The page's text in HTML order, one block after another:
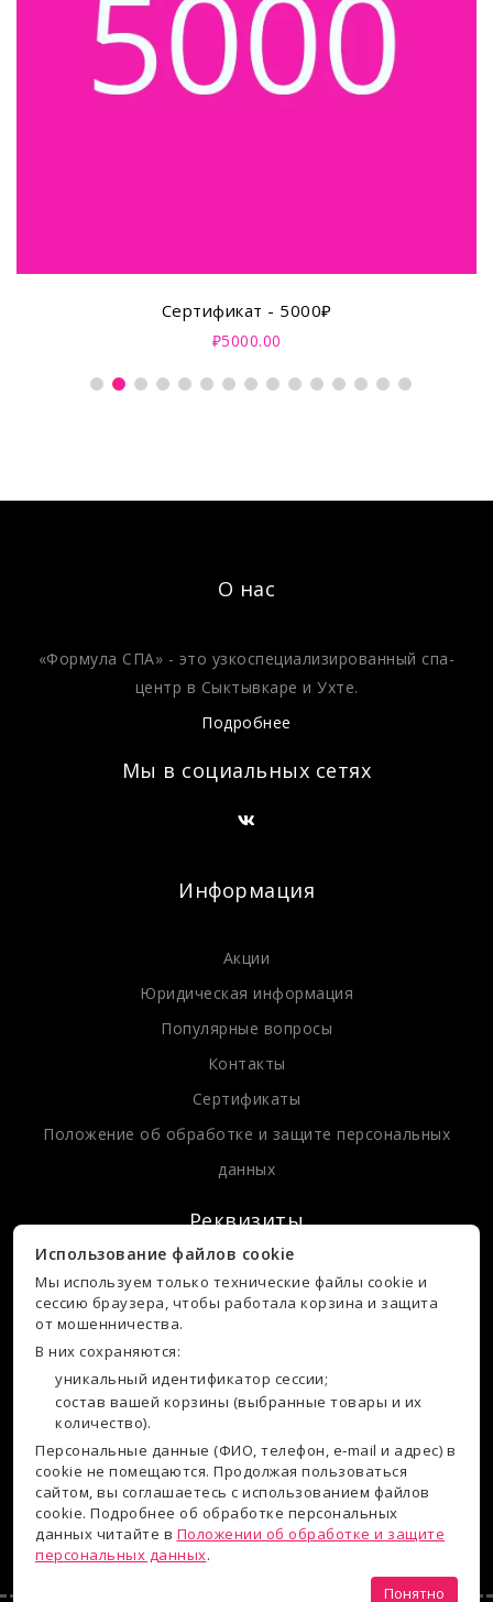
Сертификат - 5000₽
₽5000.00
Использование файлов cookie
Мы используем только технические файлы cookie и
сессию браузера, чтобы работала корзина и защита
от мошенничества.
В них сохраняются:
уникальный идентификатор сессии;
состав вашей корзины (выбранные товары и их
количество).
Персональные данные (ФИО, телефон, e‑mail и адрес) в
cookie не помещаются. Продолжая пользоваться
сайтом, вы соглашаетесь с использованием файлов
cookie. Подробнее об обработке персональных
данных читайте в Положении об обработке и защите
персональных данных.
Понятно
О нас
«Формула СПА» - это узкоспециализированный спа-
центр в Сыктывкаре и Ухте.
Подробнее
Мы в социальных сетях
Информация
Акции
Юридическая информация
Популярные вопросы
Контакты
Сертификаты
Положение об обработке и защите персональных
данных
Реквизиты
ИП АФАНАСЬЕВА НАДЕЖДА ВАСИЛЬЕВНА,
ИНН: 110108479194,
Р/С: 40802810429190009597,
Банк: ФИЛИАЛ "НИЖЕГОРОДСКИЙ" АО "АЛЬФА-БАНК",
БИК: 042202824,
К/С: 30101810200000000824
Юр. адрес: 167000, Республика Коми,
г. Сыктывкар, улица Бабушкина, д. 31,
кв./оф. кв. 59